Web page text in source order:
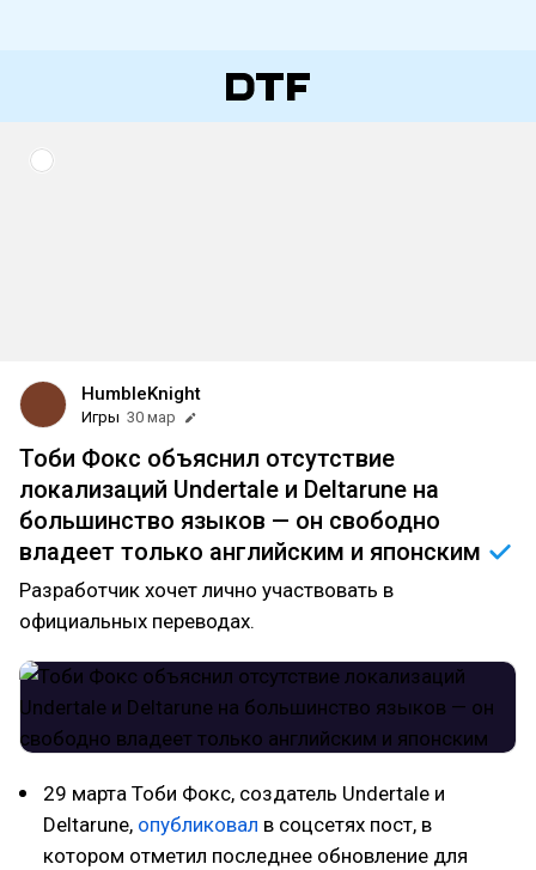
HumbleKnight
Игры 30 мар
Тоби Фокс объяснил отсутствие
локализаций Undertale и Deltarune на
большинство языков — он свободно
владеет только английским и японским
Разработчик хочет лично участвовать в
официальных переводах.
29 марта Тоби Фокс, создатель Undertale и
Deltarune, опубликовал в соцсетях пост, в
котором отметил последнее обновление для